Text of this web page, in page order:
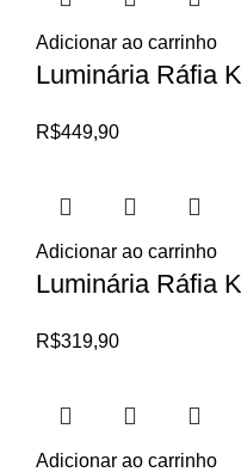
Adicionar ao carrinho
Luminária Ráfia
R$449,90
Adicionar ao carrinho
Luminária Ráfia
R$319,90
Adicionar ao carrinho